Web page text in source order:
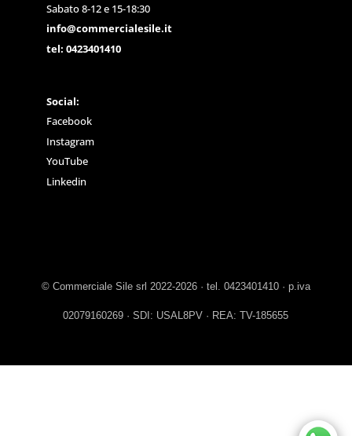
Sabato 8-12 e 15-18:30
info@commercialesile.it
tel: 0423401410
Social:
Facebook
Instagram
YouTube
Linkedin
© Commerciale Sile srl 2022-2026 · tel. 0423401410 · p.iva
02079160269 · SDI: USAL8PV · REA: TV-185655